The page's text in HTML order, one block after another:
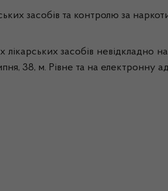
засобів та контролю за
лікарських засобів
38, м. Рівне та на електронну